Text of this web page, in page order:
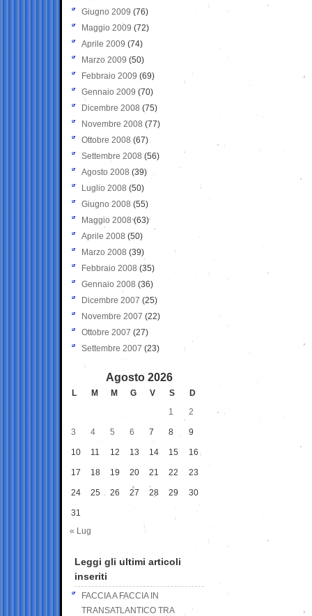
Giugno 2009 (76)
Maggio 2009 (72)
Aprile 2009 (74)
Marzo 2009 (50)
Febbraio 2009 (69)
Gennaio 2009 (70)
Dicembre 2008 (75)
Novembre 2008 (77)
Ottobre 2008 (67)
Settembre 2008 (56)
Agosto 2008 (39)
Luglio 2008 (50)
Giugno 2008 (55)
Maggio 2008(63)
Aprile 2008 (50)
Marzo 2008 (39)
Febbraio 2008 (35)
Gennaio 2008 (36)
Dicembre 2007 (25)
Novembre 2007 (22)
Ottobre 2007 (27)
Settembre 2007 (23)
Agosto 2026
L M M G V S
D
1
2
3 4 5 6 7 8 9
10 11 12 13 14 15 16
17 18 19 20 21 22 23
24 25 26 27 28 29 30
31
« Lug
Leggi gli ultimi articoli
inseriti
FACCIA A FACCIA IN
TRANSATLANTICO TRA